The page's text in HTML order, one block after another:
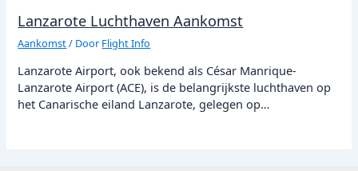
Lanzarote Luchthaven Aankomst
Aankomst/ Door Flight Info
Lanzarote Airport, ook bekend als César Manrique-
Lanzarote Airport (ACE), is de belangrijkste luchthaven op
het Canarische eiland Lanzarote, gelegen op…